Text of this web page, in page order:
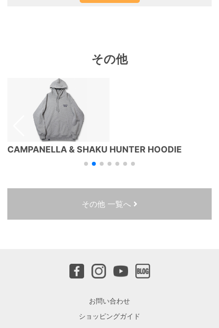
その他
CAMPANELLA & SHAKU HUNTER HOODIE
その他 一覧へ
お問い合わせ
ショッピングガイド